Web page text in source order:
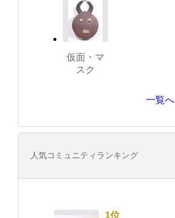
仮面・マ
スク
一覧へ
人気コミュニティランキング
1位